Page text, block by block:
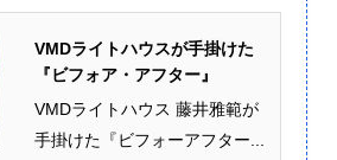
VMDライトハウスが手掛けた
『ビフォア・アフター』
VMDライトハウス 藤井雅範が
手掛けた『ビフォーアフター...